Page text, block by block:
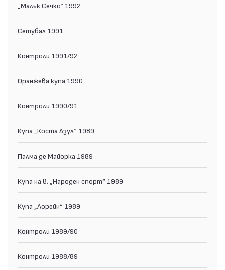
„Малък Сечко“ 1992
Сетубал 1991
Контроли 1991/92
Оранжева купа 1990
Контроли 1990/91
Купа „Коста Азул“ 1989
Палма де Майорка 1989
Купа на в. „Народен спорт“ 1989
Купа „Лорейн“ 1989
Контроли 1989/90
Контроли 1988/89